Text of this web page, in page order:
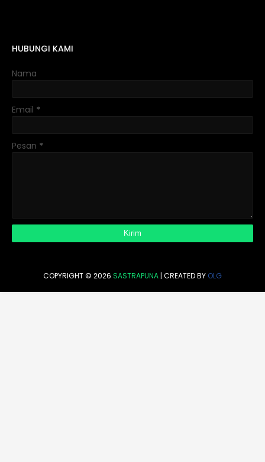
HUBUNGI KAMI
Nama
Email *
Pesan *
COPYRIGHT © 2026 SASTRAPUNA | CREATED BY OLG